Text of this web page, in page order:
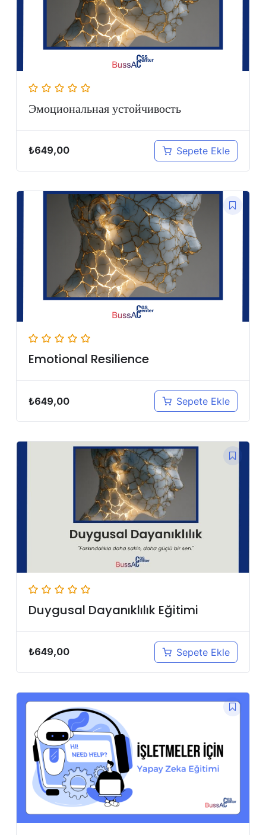
Эмоциональная устойчивость
₺649,00 Sepete Ekle
Emotional Resilience
₺649,00 Sepete Ekle
Duygusal Dayanıklılık Eğitimi
₺649,00 Sepete Ekle